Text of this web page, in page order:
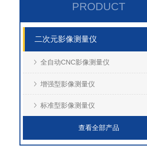
PRODUCT
二次元影像测量仪
全自动CNC影像测量仪
增强型影像测量仪
标准型影像测量仪
查看全部产品